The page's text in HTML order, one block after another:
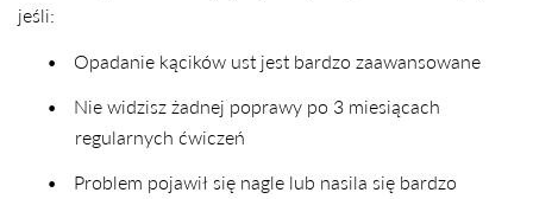
jeśli:
•
Opadanie kącików ust jest bardzo zaawansowane
•
Nie widzisz żadnej poprawy po 3 miesiącach
regularnych ćwiczeń
•
Problem pojawił się nagle lub nasila się bardzo